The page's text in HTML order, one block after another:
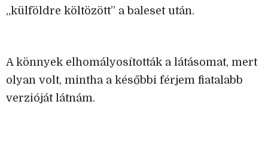
„külföldre költözött” a baleset után.
A könnyek elhomályosították a látásomat, mert
olyan volt, mintha a későbbi férjem fiatalabb
verzióját látnám.